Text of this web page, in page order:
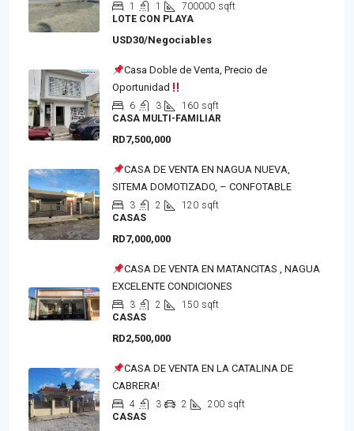
1 1 700000 sqft
LOTE CON PLAYA
USD30/Negociables
Casa Doble de Venta, Precio de
Oportunidad
6 3 160 sqft
CASA MULTI-FAMILIAR
RD7,500,000
CASA DE VENTA EN NAGUA NUEVA,
SITEMA DOMOTIZADO, – CONFOTABLE
3 2 120 sqft
CASAS
RD7,000,000
CASA DE VENTA EN MATANCITAS , NAGUA
EXCELENTE CONDICIONES
3 2 150 sqft
CASAS
RD2,500,000
CASA DE VENTA EN LA CATALINA DE
CABRERA!
4 3 2 200 sqft
CASAS